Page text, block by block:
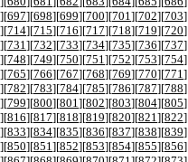
][697][698][699][700][701 ][702][703]
][714][715][716][717][718][719][720]
][731 ][732][733][734][735][736][737]
][748][749][750][751 ][752][753][754]
][765][766][767][768][769][770][771 ]
][782][783][784][785][786][787][788]
][799][800][801 ][802][803][804][805]
][816][817][818][819][820][821 ][822]
][833][834][835][836][837][838][839]
][850][851 ][852][853][854][855][856]